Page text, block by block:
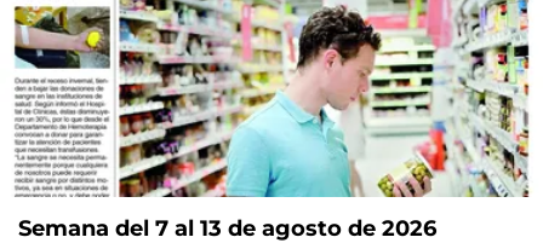
Semana del 7 al 13 de agosto de 2026